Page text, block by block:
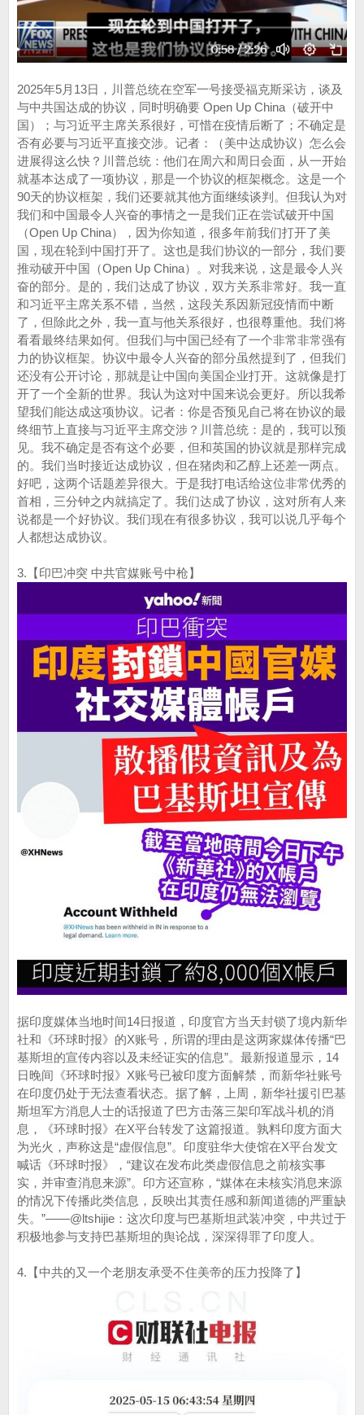
2025年5月13日，川普总统在空军一号接受福克斯采访，谈及
与中共国达成的协议，同时明确要 Open Up China（破开中
国）；与习近平主席关系很好，可惜在疫情后断了；不确定是
否有必要与习近平直接交涉。记者：（美中达成协议）怎么会
进展得这么快？川普总统：他们在周六和周日会面，从一开始
就基本达成了一项协议，那是一个协议的框架概念。这是一个
90天的协议框架，我们还要就其他方面继续谈判。但我认为对
我们和中国最令人兴奋的事情之一是我们正在尝试破开中国
（Open Up China），因为你知道，很多年前我们打开了美
国，现在轮到中国打开了。这也是我们协议的一部分，我们要
推动破开中国（Open Up China）。对我来说，这是最令人兴
奋的部分。是的，我们达成了协议，双方关系非常好。我一直
和习近平主席关系不错，当然，这段关系因新冠疫情而中断
了，但除此之外，我一直与他关系很好，也很尊重他。我们将
看看最终结果如何。但我们与中国已经有了一个非常非常强有
力的协议框架。协议中最令人兴奋的部分虽然提到了，但我们
还没有公开讨论，那就是让中国向美国企业打开。这就像是打
开了一个全新的世界。我认为这对中国来说会更好。所以我希
望我们能达成这项协议。记者：你是否预见自己将在协议的最
终细节上直接与习近平主席交涉？川普总统：是的，我可以预
见。我不确定是否有这个必要，但和英国的协议就是那样完成
的。我们当时接近达成协议，但在猪肉和乙醇上还差一两点。
好吧，这两个话题差异很大。于是我打电话给这位非常优秀的
首相，三分钟之内就搞定了。我们达成了协议，这对所有人来
说都是一个好协议。我们现在有很多协议，我可以说几乎每个
人都想达成协议。
3.【印巴冲突 中共官媒账号中枪】
据印度媒体当地时间14日报道，印度官方当天封锁了境内新华
社和《环球时报》的X账号，所谓的理由是这两家媒体传播“巴
基斯坦的宣传内容以及未经证实的信息”。最新报道显示，14
日晚间《环球时报》X账号已被印度方面解禁，而新华社账号
在印度仍处于无法查看状态。据了解，上周，新华社援引巴基
斯坦军方消息人士的话报道了巴方击落三架印军战斗机的消
息，《环球时报》在X平台转发了这篇报道。孰料印度方面大
为光火，声称这是“虚假信息”。印度驻华大使馆在X平台发文
喊话《环球时报》，“建议在发布此类虚假信息之前核实事
实，并审查消息来源”。印方还宣称，“媒体在未核实消息来源
的情况下传播此类信息，反映出其责任感和新闻道德的严重缺
失。”——@ltshijie：这次印度与巴基斯坦武装冲突，中共过于
积极地参与支持巴基斯坦的舆论战，深深得罪了印度人。
4.【中共的又一个老朋友承受不住美帝的压力投降了】